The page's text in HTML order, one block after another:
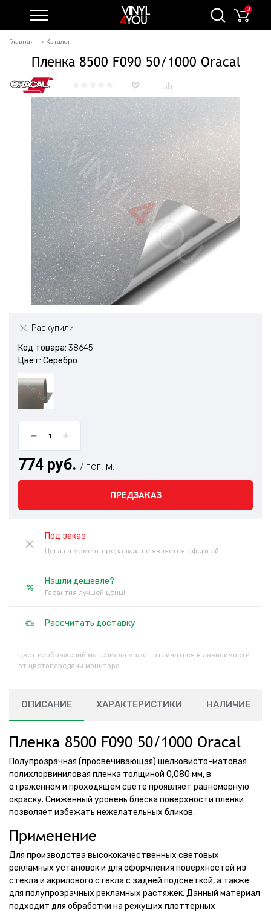
0
Главная Каталог
Пленка 8500 F090 50/1000 Oracal
Раскупили
Код товара: 38645
Цвет: Серебро
774 руб. / пог. м.
ПРЕДЗАКАЗ
Под заказ
Цена на момент предзаказа не является офертой
Нашли дешевле?
Гарантия лучшей цены!
Рассчитать доставку
Цвет изображений материала может отличаться в зависимости
от цветопередачи монитора.
ОПИСАНИЕ ХАРАКТЕРИСТИКИ НАЛИЧИЕ
Пленка 8500 F090 50/1000 Oracal
Полупрозрачная (просвечивающая) шелковисто-матовая
полихлорвиниловая пленка толщиной 0,080 мм, в
отраженном и проходящем свете проявляет равномерную
окраску. Сниженный уровень блеска поверхности пленки
позволяет избежать нежелательных бликов.
Применение
Для производства высококачественных световых
рекламных установок и для оформления поверхностей из
стекла и акрилового стекла с задней подсветкой, а также
для полупрозрачных рекламных растяжек. Данный материал
подходит для обработки на режущих плоттерных